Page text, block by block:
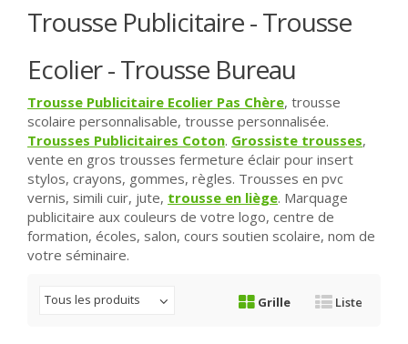
Trousse Publicitaire - Trousse
Ecolier - Trousse Bureau
Trousse Publicitaire Ecolier Pas Chère, trousse
scolaire personnalisable, trousse personnalisée.
Trousses Publicitaires Coton. Grossiste trousses,
vente en gros trousses fermeture éclair pour insert
stylos, crayons, gommes, règles. Trousses en pvc
vernis, simili cuir, jute, trousse en liège. Marquage
publicitaire aux couleurs de votre logo, centre de
formation, écoles, salon, cours soutien scolaire, nom de
votre séminaire.
Tous les produits Grille Liste